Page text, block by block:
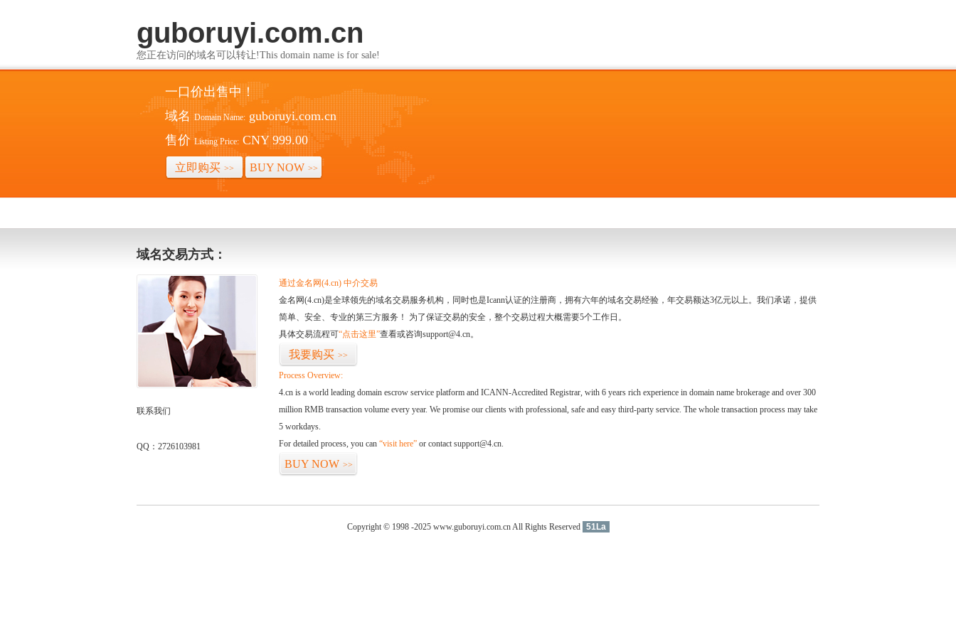
guboruyi.com.cn
您正在访问的域名可以转让!This domain name is for sale!
一口价出售中！
域名 Domain Name: guboruyi.com.cn
售价 Listing Price: CNY 999.00
立即购买 >> BUY NOW >>
域名交易方式：
联系我们
QQ：2726103981
通过金名网(4.cn) 中介交易
金名网(4.cn)是全球领先的域名交易服务机构，同时也是Icann认证的注册商，拥有六年的域名交易经验，年交易额达3亿元以上。我们承诺，提供
简单、安全、专业的第三方服务！ 为了保证交易的安全，整个交易过程大概需要5个工作日。
具体交易流程可“点击这里”查看或咨询support@4.cn。
我要购买 >>
Process Overview:
4.cn is a world leading domain escrow service platform and ICANN-Accredited Registrar, with 6 years rich experience in domain name brokerage and over 300
million RMB transaction volume every year. We promise our clients with professional, safe and easy third-party service. The whole transaction process may take
5 workdays.
For detailed process, you can “visit here” or contact support@4.cn.
BUY NOW >>
Copyright © 1998 -2025 www.guboruyi.com.cn All Rights Reserved 51La